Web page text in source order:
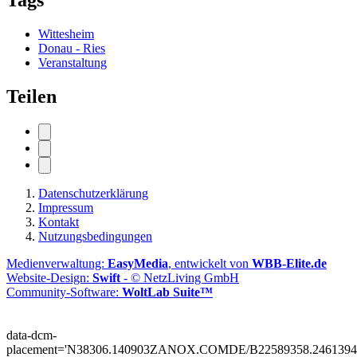
Wittesheim
Donau - Ries
Veranstaltung
Teilen
Datenschutzerklärung
Impressum
Kontakt
Nutzungsbedingungen
Medienverwaltung: EasyMedia, entwickelt von WBB-Elite.de
Website-Design: Swift - © NetzLiving GmbH
Community-Software: WoltLab Suite™
data-dcm-
placement='N38306.140903ZANOX.COMDE/